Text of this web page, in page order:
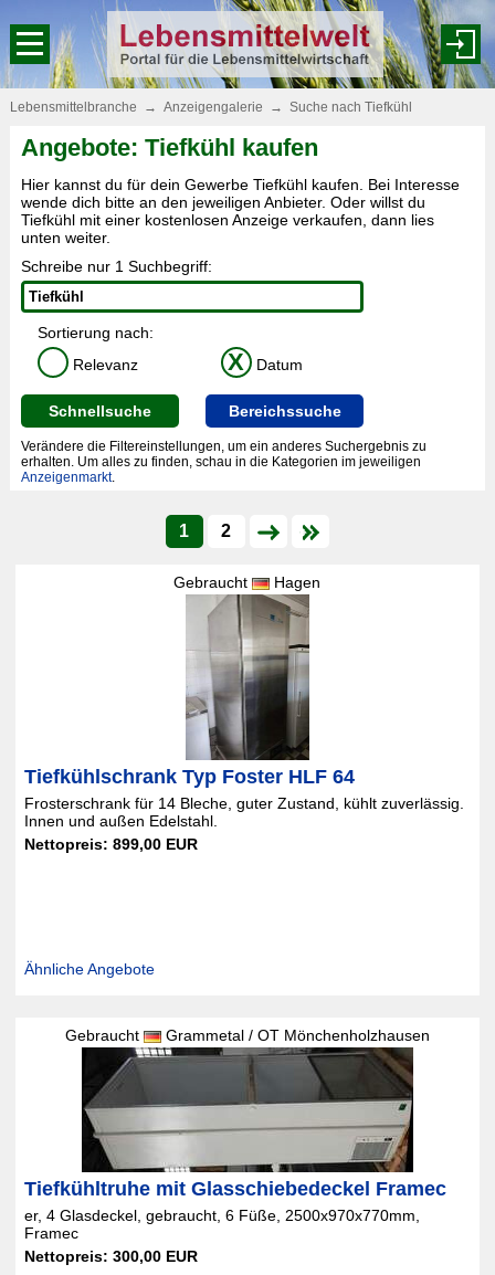
Lebensmittelbranche → Anzeigengalerie → Suche nach Tiefkühl
Angebote: Tiefkühl kaufen
Hier kannst du für dein Gewerbe Tiefkühl kaufen. Bei Interesse
wende dich bitte an den jeweiligen Anbieter. Oder willst du
Tiefkühl mit einer kostenlosen Anzeige verkaufen, dann lies
unten weiter.
Schreibe nur 1 Suchbegriff:
Sortierung nach:
Relevanz
X Datum
Schnellsuche Bereichssuche
Verändere die Filtereinstellungen, um ein anderes Suchergebnis zu
erhalten. Um alles zu finden, schau in die Kategorien im jeweiligen
Anzeigenmarkt.
1 2
Gebraucht Hagen
Tiefkühlschrank Typ Foster HLF 64
Frosterschrank für 14 Bleche, guter Zustand, kühlt zuverlässig.
Innen und außen Edelstahl.
Nettopreis: 899,00 EUR
Ähnliche Angebote
Gebraucht Grammetal / OT Mönchenholzhausen
Tiefkühltruhe mit Glasschiebedeckel Framec
er, 4 Glasdeckel, gebraucht, 6 Füße, 2500x970x770mm,
Framec
Nettopreis: 300,00 EUR